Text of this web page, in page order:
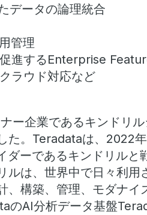
データの論理統合
管理
進するEnterprise
ラウド対応など
ー企業であるキンドリ
た。Teradataは、2022
ーであるキンドリルと
ルは、世界中で日々利用
、構築、管理、モダナイ
のAI分析データ基盤